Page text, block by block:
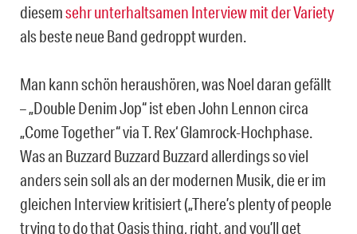
diesemsehr unterhaltsamen Interview mit der Variety
als beste neue Band gedroppt wurden.
Man kann schön heraushören, was Noel daran gefällt
– „Double Denim Jop“ ist eben John Lennon circa
„Come Together“ via T. Rex‘ Glamrock-Hochphase.
Was an Buzzard Buzzard Buzzard allerdings so viel
anders sein soll als an der modernen Musik, die er im
gleichen Interview kritisiert („There’s plenty of people
trying to do that Oasis thing, right, and you’ll get